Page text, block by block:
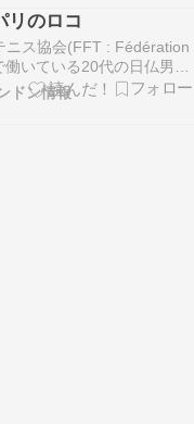
〒48…
リのロコ
ニス協会(FFT : Fédération
いている20代の日仏男性
ーナメントに参加されたい
ーの方々のお手伝いをした
ドン情報